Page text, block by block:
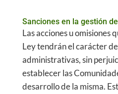
Sanciones en la gestión
Las acciones u omisiones
Ley tendrán el carácter
administrativas, sin
establecer las
desarrollo de la misma.